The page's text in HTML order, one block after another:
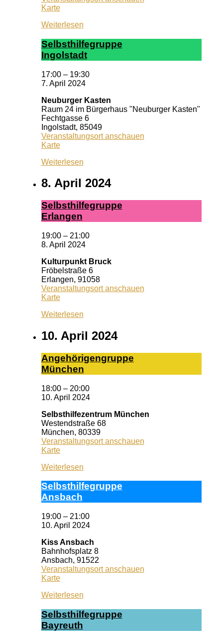
KarteNeuburger
Weiterlesen
Selbst­hil­fe­grup­pe
In­gol­stadt
17:00 – 19:30
7. April 2024
Neuburger Kasten
Raum 24 im Bürgerhaus "Neuburger Kasten"
Fechtgasse 6
Ingolstadt, 85049
Veranstaltungsort anschauen
KarteNeuburger
Weiterlesen
8. April 2024
Selbst­hil­fe­grup­pe
Er­lan­gen
19:00 – 21:00
8. April 2024
Kulturpunkt Bruck
Fröbelstraße 6
Erlangen, 91058
Veranstaltungsort anschauen
KarteKulturpunkt
Weiterlesen
10. April 2024
An­ge­hö­ri­gen­grup­pe
Mün­chen
18:00 – 20:00
10. April 2024
Selbsthilfezentrum München
Westendstraße 68
München, 80339
Veranstaltungsort anschauen
KarteSelbsthilfezentrum
Weiterlesen
Selbst­hil­fe­grup­pe
Ans­bach
19:00 – 21:00
10. April 2024
Kiss Ansbach
Bahnhofsplatz 8
Ansbach, 91522
Veranstaltungsort anschauen
KarteKiss
Weiterlesen
Selbst­hil­fe­grup­pe
Bay­reuth